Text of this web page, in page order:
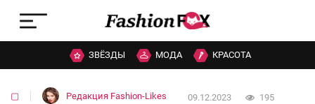
ЗВЁЗДЫ МОДА КРАСОТА
▢ Редакция Fashion-Likes 09.12.2023 195